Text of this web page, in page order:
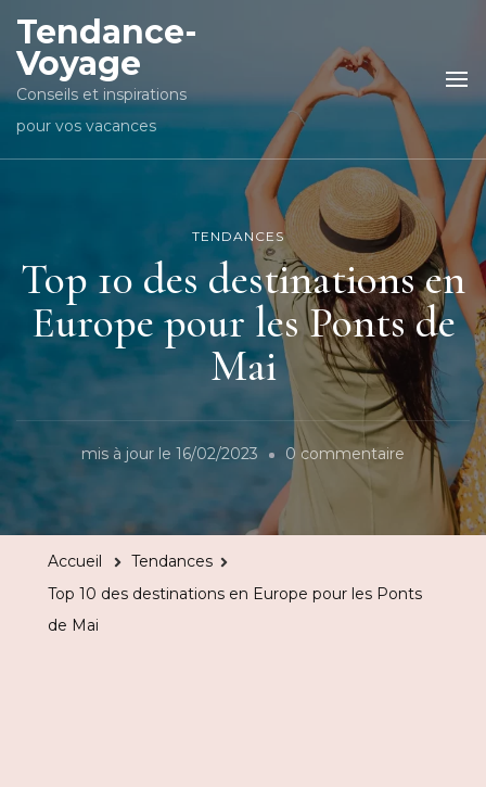
Tendance-
Voyage
Conseils et inspirations
pour vos vacances
TENDANCES
Top 10 des destinations en
Europe pour les Ponts de
Mai
mis à jour le 16/02/2023 0 commentaire sur
Accueil
Tendances
Top 10 des destinations en Europe pour les Ponts
de Mai